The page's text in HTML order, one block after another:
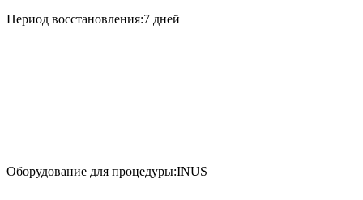
Период восстановления:7 дней
Оборудование для процедуры:INUS